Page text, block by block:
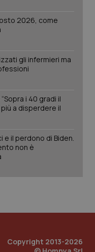
2026, come
gli infermieri ma
i 40 gradi il
a disperdere il
e il perdono di Biden.
non è
Copyright 2013-2026
PHP.net
www.quotidianosanita.it